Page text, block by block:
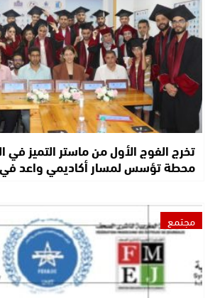
تخرج الفوج الأول من ماستر التميز في
محطة تؤسس لمسار أكاديمي واعد
مجتمع